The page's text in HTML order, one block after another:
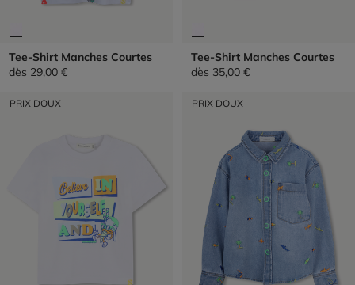
Tee-Shirt Manches Courtes
dès 29,00 €
Tee-Shirt Manches Courtes
dès 35,00 €
PRIX DOUX PRIX DOUX